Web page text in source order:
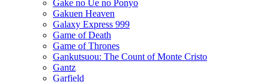
Gake no Ue no Ponyo
Gakuen Heaven
Galaxy Express 999
Game of Death
Game of Thrones
Gankutsuou: The Count of Monte Cristo
Gantz
Garfield